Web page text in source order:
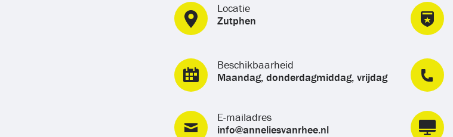
Locatie
Zutphen
Beschikbaarheid
Maandag, donderdagmiddag, vrijdag
E-mailadres
info@anneliesvanrhee.nl